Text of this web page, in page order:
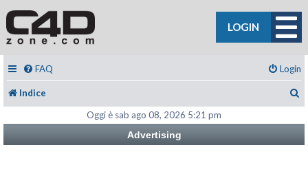
LOGIN
FAQ Login
Indice
Oggi è sab ago 08, 2026 5:21 pm
Advertising